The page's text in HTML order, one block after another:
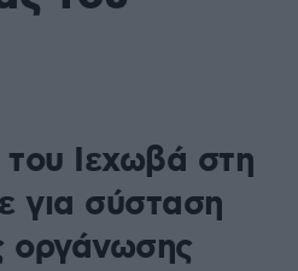
Ιεχωβά στη
για σύσταση
οργάνωσης